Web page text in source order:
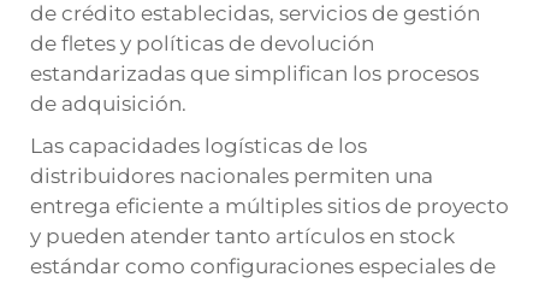
de crédito establecidas, servicios de gestión
de fletes y políticas de devolución
estandarizadas que simplifican los procesos
de adquisición.
Las capacidades logísticas de los
distribuidores nacionales permiten una
entrega eficiente a múltiples sitios de proyecto
y pueden atender tanto artículos en stock
estándar como configuraciones especiales de